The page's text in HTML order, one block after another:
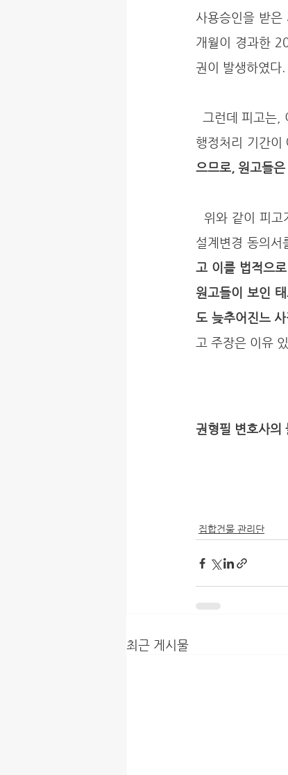
사용승인을 받
개월이 경과한
권이 발생하였다.
행정처리 기간이
으므로, 원고들
설계변경 동의서
고 이를 법적으
원고들이 보인
도 늦추어진느
고 주장은 이유
권형필 변호사의
집합건물 관리단
최근 게시물